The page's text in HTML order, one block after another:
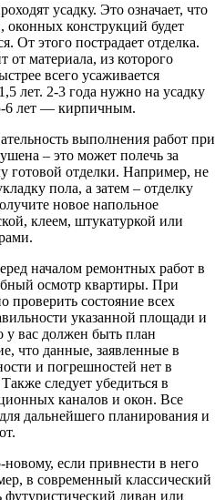
усадку. Это означает, что
оконных конструкций будет
От этого пострадает отделка.
от материала, из которого
всего усаживается
лет. 2-3 года нужно на усадку
6 лет — кирпичным.
выполнения работ при
– это может полечь за
готовой отделки. Например, не
пола, а затем – отделку
новое напольное
клеем, штукатуркой или
началом ремонтных работ в
осмотр квартиры. При
проверить состояние всех
указанной площади и
у вас должен быть план
что данные, заявленные в
и погрешностей нет в
следует убедиться в
каналов и окон. Все
дальнейшего планирования и
если привнести в него
в современный классический
футуристический диван или